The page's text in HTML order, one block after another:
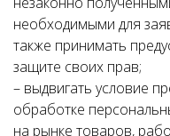
необходимыми для
также принимать
защите своих прав;
– выдвигать условие
обработке
на рынке товаров,